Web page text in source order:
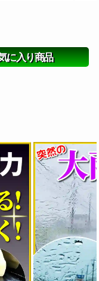
に入り商品